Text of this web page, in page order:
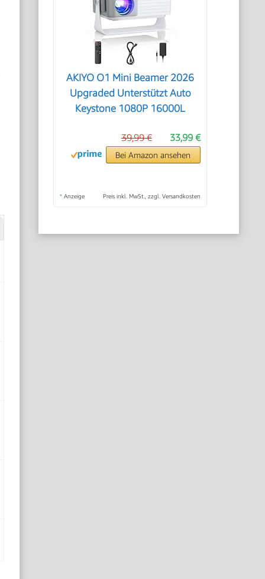
AKIYO O1 Mini Beamer 2026
Upgraded Unterstützt Auto
Keystone 1080P 16000L
33,99 €
39,99 €
Bei Amazon ansehen
* Anzeige Preis inkl. MwSt., zzgl. Versandkosten